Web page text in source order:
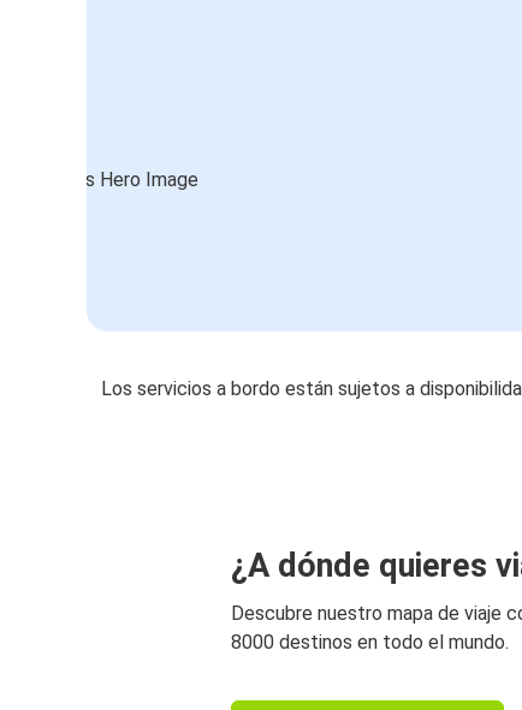
Los servicios a bordo están sujetos a
¿A dónde quieres
Descubre nuestro mapa de viaje
8000 destinos en todo el mundo.